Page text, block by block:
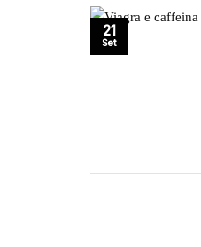
21
Set